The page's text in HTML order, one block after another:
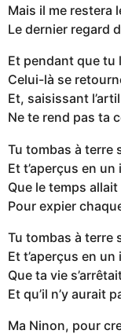
Mais il me restera
Le dernier regard
Et pendant que tu
Celui-là se
Et, saisissant
Ne te rend pas ta
Tu tombas à terre
Et t’aperçus en
Que le temps
Pour expier
Tu tombas à terre
Et t’aperçus en
Que ta vie
Et qu’il n’y aurait
Ma Ninon, pour